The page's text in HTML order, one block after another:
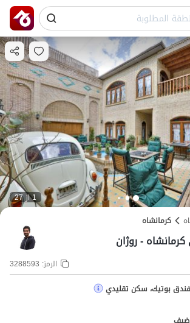
1 از 27
کرمانشاه
- روژان
الرمز: 3288593
بوتيك، سكن تقليدي